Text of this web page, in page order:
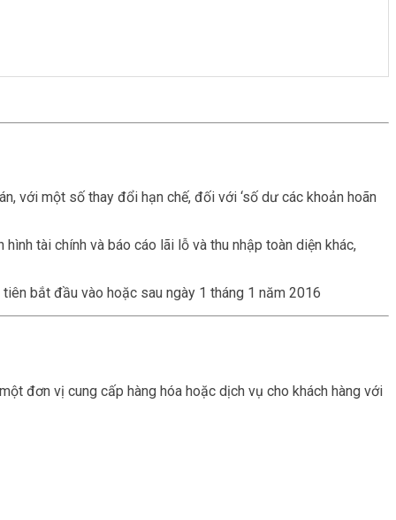
với một số thay đổi hạn chế, đối với ‘số dư các khoản hoãn
tài chính và báo cáo lãi lỗ và thu nhập toàn diện khác,
bắt đầu vào hoặc sau ngày 1 tháng 1 năm 2016
đơn vị cung cấp hàng hóa hoặc dịch vụ cho khách hàng với